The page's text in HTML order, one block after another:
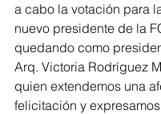
a cabo la votación para
nuevo presidente de la
quedando como
Arq. Victoria Rodríguez
quien extendemos una
felicitación y